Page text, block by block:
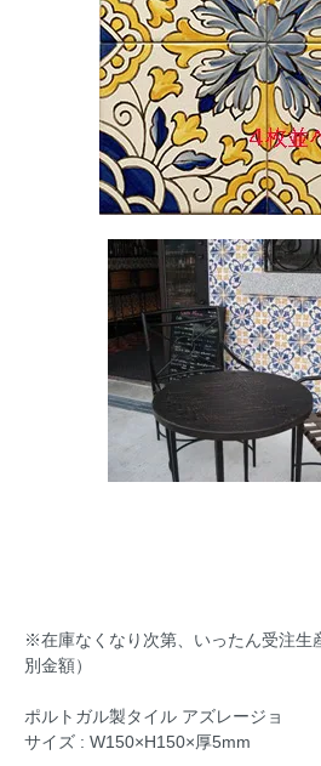
※在庫なくなり次第、いったん受注生
別金額）
ポルトガル製タイル アズレージョ
サイズ : W150×H150×厚5mm